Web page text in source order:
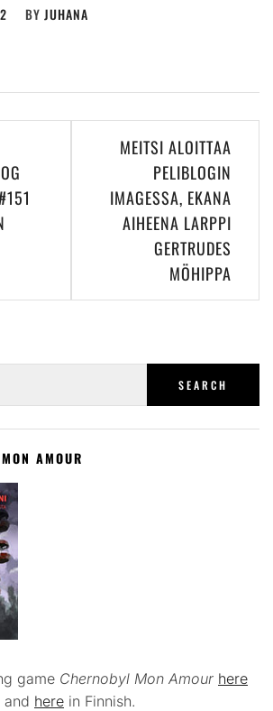
BY JUHANA
MEITSI ALOITTAA
PELIBLOGIN
IMAGESSA, EKANA
AIHEENA LARPPI
GERTRUDES
MÖHIPPA
AMOUR
game Chernobyl Mon Amour here
and here in Finnish.